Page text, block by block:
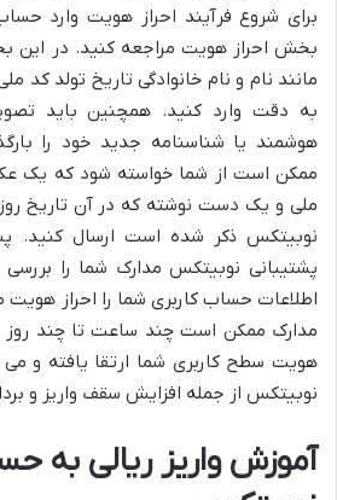
برای شروع فرآیند احراز هویت وارد
بخش احراز هویت مراجعه کنید. در این
مانند نام و نام خانوادگی تاریخ تولد
به دقت وارد کنید. همچنین باید
هوشمند یا شناسنامه جدید خود را
ممکن است از شما خواسته شود که یک
ملی و یک دست نوشته که در آن تاریخ
نوبیتکس ذکر شده است ارسال کنید.
پشتیبانی نوبیتکس مدارک شما را
اطلاعات حساب کاربری شما را احراز
مدارک ممکن است چند ساعت تا چند روز
هویت سطح کاربری شما ارتقا یافته و می
نوبیتکس از جمله افزایش سقف واریز و
آموزش واریز ریالی به